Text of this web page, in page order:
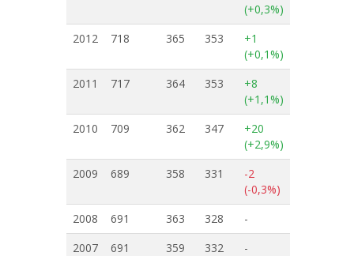
(+0,3%)
2012
718 365 353
+1
(+0,1%)
2011
717 364 353
+8
(+1,1%)
2010
709 362 347
+20
(+2,9%)
2009
689 358 331
-2
(-0,3%)
2008
691 363 328
-
2007
691 359 332 -